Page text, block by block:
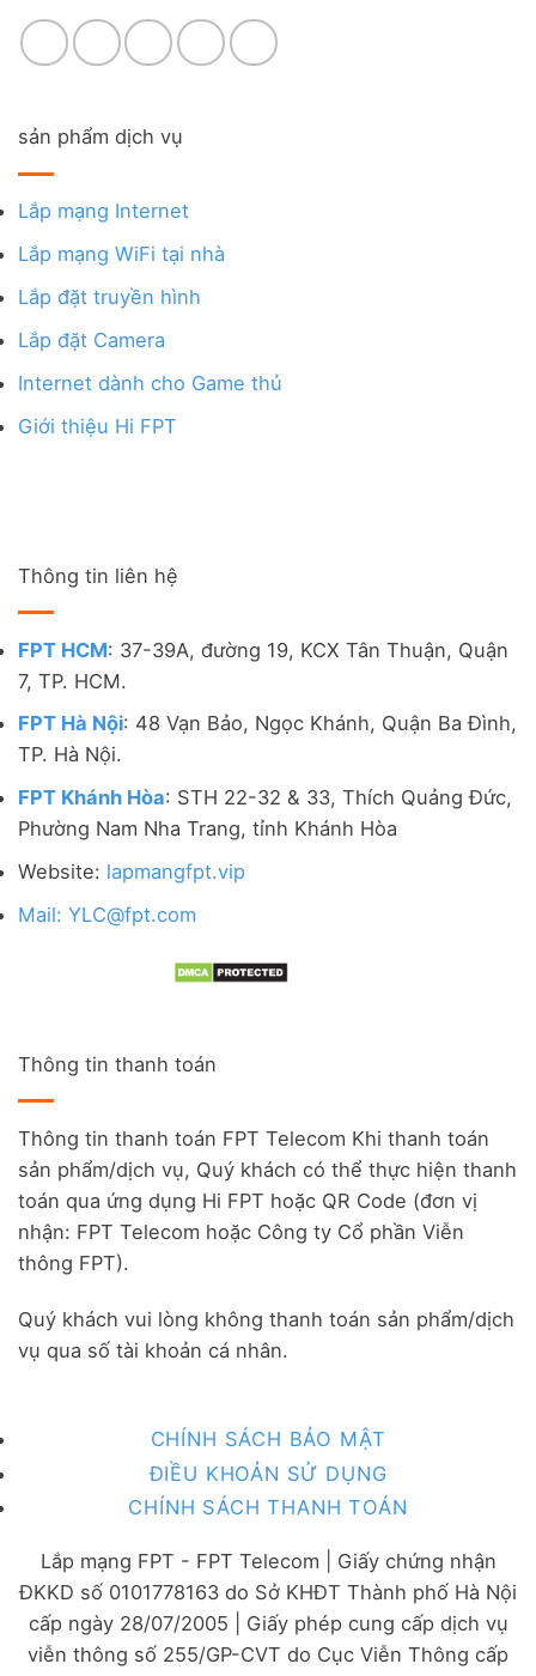
sản phẩm dịch vụ
Lắp mạng Internet
Lắp mạng WiFi tại nhà
Lắp đặt truyền hình
Lắp đặt Camera
Internet dành cho Game thủ
Giới thiệu Hi FPT
Thông tin liên hệ
FPT HCM: 37-39A, đường 19, KCX Tân Thuận, Quận
7, TP. HCM.
FPT Hà Nội: 48 Vạn Bảo, Ngọc Khánh, Quận Ba Đình,
TP. Hà Nội.
FPT Khánh Hòa: STH 22-32 & 33, Thích Quảng Đức,
Phường Nam Nha Trang, tỉnh Khánh Hòa
Website: lapmangfpt.vip
Mail: YLC@fpt.com
Thông tin thanh toán
Thông tin thanh toán FPT Telecom Khi thanh toán
sản phẩm/dịch vụ, Quý khách có thể thực hiện thanh
toán qua ứng dụng Hi FPT hoặc QR Code (đơn vị
nhận: FPT Telecom hoặc Công ty Cổ phần Viễn
thông FPT).
Quý khách vui lòng không thanh toán sản phẩm/dịch
vụ qua số tài khoản cá nhân.
CHÍNH SÁCH BẢO MẬT
ĐIỀU KHOẢN SỬ DỤNG
CHÍNH SÁCH THANH TOÁN
Lắp mạng FPT - FPT Telecom | Giấy chứng nhận
ĐKKD số 0101778163 do Sở KHĐT Thành phố Hà Nội
cấp ngày 28/07/2005 | Giấy phép cung cấp dịch vụ
viễn thông số 255/GP-CVT do Cục Viễn Thông cấp